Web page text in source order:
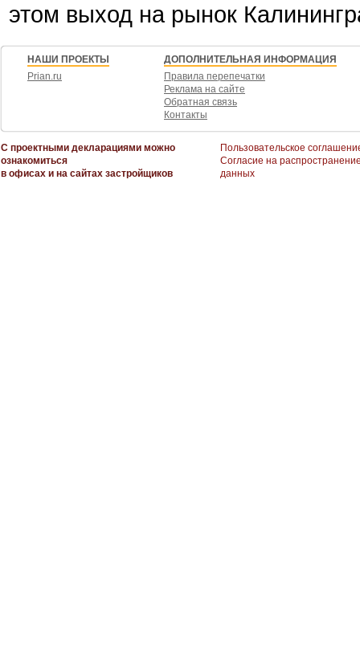
этом выход на рынок
НАШИ ПРОЕКТЫ
Prian.ru
ДОПОЛНИТЕЛЬНАЯ ИНФОРМАЦИЯ
Правила перепечатки
Реклама на сайте
Обратная связь
Контакты
С проектными декларациями можно
ознакомиться
в офисах и на сайтах застройщиков
Пользовательское
Согласие на
данных